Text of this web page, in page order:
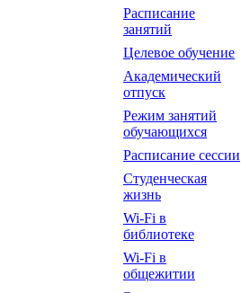
Расписание
занятий
Целевое обучение
Академический
отпуск
Режим занятий
обучающихся
Расписание сессии
Студенческая
жизнь
Wi-Fi в
библиотеке
Wi-Fi в
общежитии